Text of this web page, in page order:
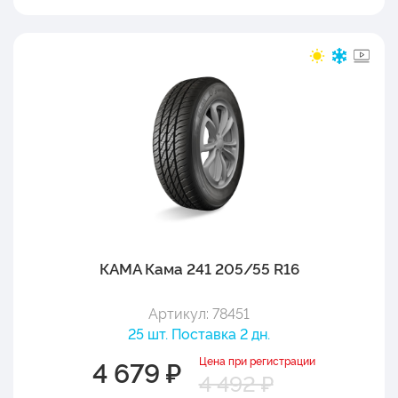
КАМА Кама 241 205/55 R16
Артикул: 78451
25 шт. Поставка 2 дн.
4 679 ₽ Цена при регистрации
4 492 ₽